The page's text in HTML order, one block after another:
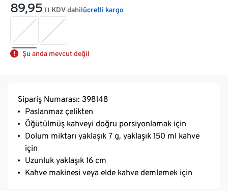
89,95 TLKDV dahilücretli kargo
Şu anda mevcut değil
Sipariş Numarası: 398148
Paslanmaz çelikten
Öğütülmüş kahveyi doğru porsiyonlamak için
Dolum miktarı yaklaşık 7 g, yaklaşık 150 ml kahve
için
Uzunluk yaklaşık 16 cm
Kahve makinesi veya elde kahve demlemek için